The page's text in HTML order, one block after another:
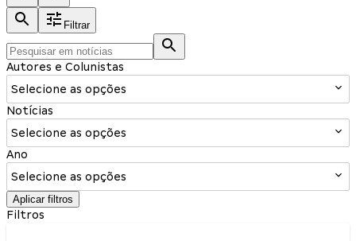
Filtrar
Autores e Colunistas
Selecione as opções
Notícias
Selecione as opções
Ano
Selecione as opções
Aplicar filtros
Filtros